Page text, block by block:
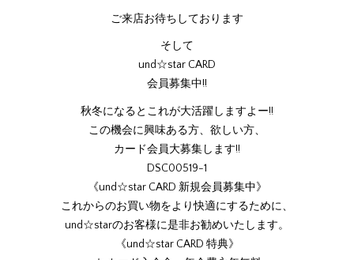
ご来店お待ちしております
そして
und☆star CARD
会員募集中!!
秋冬になるとこれが大活躍しますよー!!
この機会に興味ある方、欲しい方、
カード会員大募集します!!
DSC00519-1
《und☆star CARD 新規会員募集中》
これからのお買い物をより快適にするために、
und☆starのお客様に是非お勧めいたします。
《und☆star CARD 特典》